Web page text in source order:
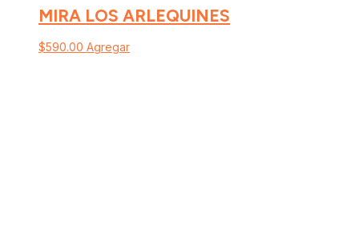
MIRA LOS ARLEQUINES
$590.00 Agregar